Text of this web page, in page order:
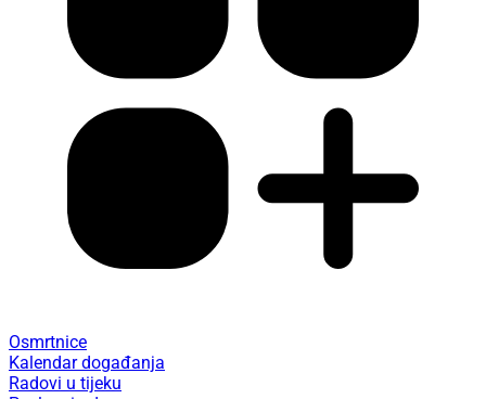
Osmrtnice
Kalendar događanja
Radovi u tijeku